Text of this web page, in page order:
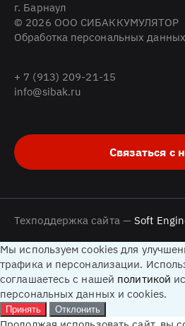
г. Барнаул
© 2026 ООО СИБАККУМУЛЯТОР
Обработка персональных данных
+ 7 (913) 209-21-15
info@sibak.ru
Связаться с
Техподдержка сайта —Soft
Мы используем cookies для
трафика и персонализации.
соглашаетесь с нашей политикой
персональных данных и cookies.
Принять Отклонить